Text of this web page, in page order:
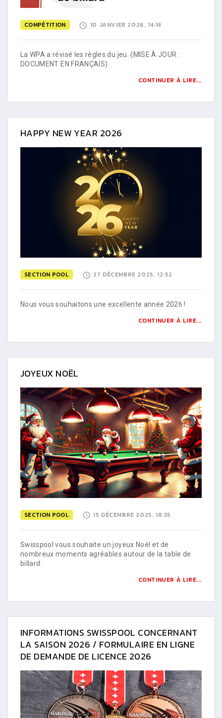
COMPÉTITION 10 JANVIER 2026, 14:14
La WPA a révisé les règles du jeu. (MISE À JOUR :
DOCUMENT EN FRANÇAIS)
CONTINUER À LIRE...
HAPPY NEW YEAR 2026
SECTION POOL 27 DÉCEMBRE 2025, 12:52
Nous vous souhaitons une excellente année 2026 !
CONTINUER À LIRE...
JOYEUX NOËL
SECTION POOL 15 DÉCEMBRE 2025, 18:35
Swisspool vous souhaite un joyeux Noël et de
nombreux moments agréables autour de la table de
billard.
CONTINUER À LIRE...
INFORMATIONS SWISSPOOL CONCERNANT
LA SAISON 2026 / FORMULAIRE EN LIGNE
DE DEMANDE DE LICENCE 2026